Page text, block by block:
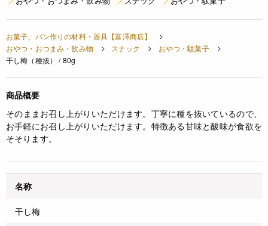
お菓子、パン作りの材料・器具【富澤商店】
おやつ・おつまみ・飲み物
スナック
おやつ・駄菓子
干し梅（種抜） / 80g
商品概要
そのままお召し上がりいただけます。丁寧に種を抜いているので、
お手軽にお召し上がりいただけます。特徴ある甘味と酸味が食欲を
そそります。
名称
干し梅